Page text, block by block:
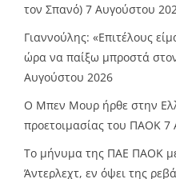
τον Σπανό) 7 Αυγούστου
Γιαννούλης: «Επιτέλους
ώρα να παίξω μπροστά
Αυγούστου 2026
O Mπεν Μουρ ήρθε στην
προετοιμασίας του ΠΑΟΚ 7
Το μήνυμα της ΠΑΕ ΠΑΟΚ
Άντερλεχτ, εν όψει της